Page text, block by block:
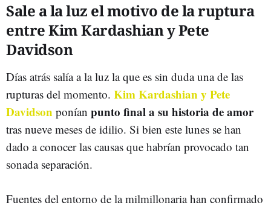
Sale a la luz el motivo de la ruptura
entre Kim Kardashian y Pete
Davidson
Días atrás salía a la luz la que es sin duda una de las
rupturas del momento. Kim Kardashian y Pete
Davidson ponían punto final a su historia de amor
tras nueve meses de idilio. Si bien este lunes se han
dado a conocer las causas que habrían provocado tan
sonada separación.
Fuentes del entorno de la milmillonaria han confirmado